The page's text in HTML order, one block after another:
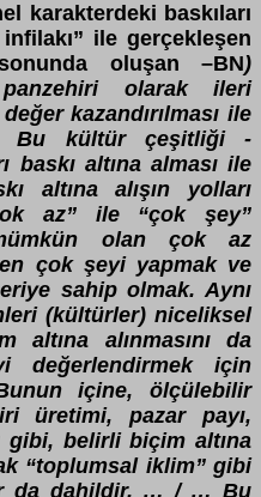
karakterdeki baskıları
ile gerçekleşen
oluşan –BN)
olarak ileri
kazandırılması ile
Bu kültür çeşitliği -
baskı altına alması ile
altına alışın yolları
az” ile “çok şey”
olan çok az
çok şeyi yapmak ve
sahip olmak. Aynı
(kültürler) niceliksel
alınmasını da
değerlendirmek için
içine, ölçülebilir
üretimi, pazar payı,
gibi, belirli biçim altına
“toplumsal iklim” gibi
da dahildir. … / … Bu